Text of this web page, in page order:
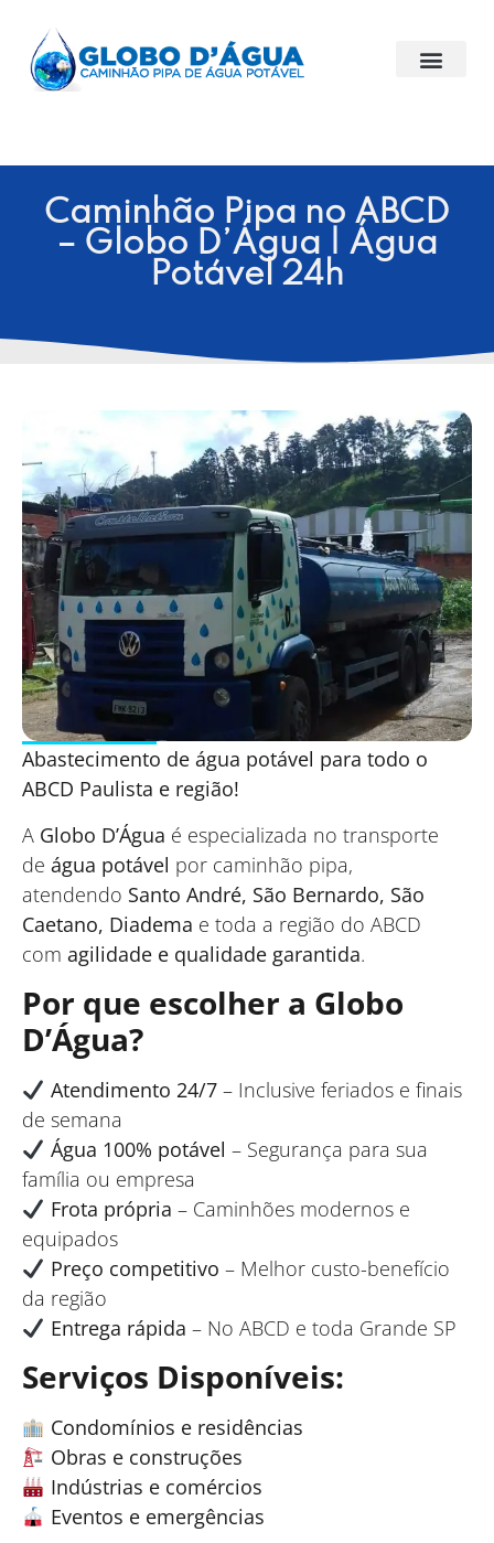
Caminhão Pipa no ABCD
– Globo D’Água | Água
Potável 24h
Abastecimento de água potável para todo o
ABCD Paulista e região!
A Globo D’Água é especializada no transporte
de água potável por caminhão pipa,
atendendo Santo André, São Bernardo, São
Caetano, Diadema e toda a região do ABCD
com agilidade e qualidade garantida.
Por que escolher a Globo
D’Água?
Atendimento 24/7– Inclusive feriados e finais
de semana
Água 100% potável – Segurança para sua
família ou empresa
Frota própria – Caminhões modernos e
equipados
Preço competitivo – Melhor custo-benefício
da região
Entrega rápida – No ABCD e toda Grande SP
Serviços Disponíveis:
Condomínios e residências
Obras e construções
Indústrias e comércios
Eventos e emergências